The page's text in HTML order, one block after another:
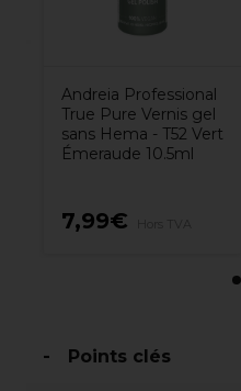
Andreia Professional
True Pure Vernis gel
sans Hema - T52 Vert
Émeraude 10.5ml
7,99€
Points clés